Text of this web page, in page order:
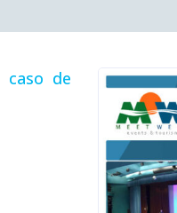
caso de